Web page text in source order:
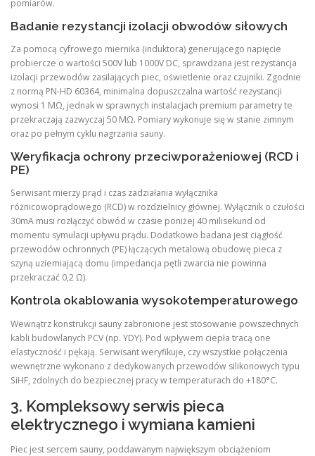
pomiarów.
Badanie rezystancji izolacji obwodów siłowych
Za pomocą cyfrowego miernika (induktora) generującego napięcie
probiercze o wartości 500V lub 1000V DC, sprawdzana jest rezystancja
izolacji przewodów zasilających piec, oświetlenie oraz czujniki. Zgodnie
z normą PN-HD 60364, minimalna dopuszczalna wartość rezystancji
wynosi 1 MΩ, jednak w sprawnych instalacjach premium parametry te
przekraczają zazwyczaj 50 MΩ. Pomiary wykonuje się w stanie zimnym
oraz po pełnym cyklu nagrzania sauny.
Weryfikacja ochrony przeciwporażeniowej (RCD i
PE)
Serwisant mierzy prąd i czas zadziałania wyłącznika
różnicowoprądowego (RCD) w rozdzielnicy głównej. Wyłącznik o czułości
30mA musi rozłączyć obwód w czasie poniżej 40 milisekund od
momentu symulacji upływu prądu. Dodatkowo badana jest ciągłość
przewodów ochronnych (PE) łączących metalową obudowę pieca z
szyną uziemiającą domu (impedancja pętli zwarcia nie powinna
przekraczać 0,2 Ω).
Kontrola okablowania wysokotemperaturowego
Wewnątrz konstrukcji sauny zabronione jest stosowanie powszechnych
kabli budowlanych PCV (np. YDY). Pod wpływem ciepła tracą one
elastyczność i pękają. Serwisant weryfikuje, czy wszystkie połączenia
wewnętrzne wykonano z dedykowanych przewodów silikonowych typu
SiHF, zdolnych do bezpiecznej pracy w temperaturach do +180°C.
3. Kompleksowy serwis pieca
elektrycznego i wymiana kamieni
Piec jest sercem sauny, poddawanym największym obciążeniom